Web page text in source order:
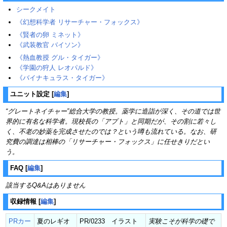
シークメイト
《幻想科学者 リサーチャー・フォックス》
《賢者の卵 ミネット》
《武装教官 バイソン》
《熱血教授 グル・タイガー》
《学園の狩人 レオパルド》
《バイナキュラス・タイガー》
ユニット設定 [編集]
“グレートネイチャー”総合大学の教授。薬学に造詣が深く、その道では世
界的に有名な科学者。現校長の「アプト」と同期だが、その割に若々し
く、不老の妙薬を完成させたのでは？という噂も流れている。なお、研
究費の調達は相棒の「リサーチャー・フォックス」に任せきりだとい
う。
FAQ [編集]
該当するQ&Aはありません
収録情報 [編集]
PRカー
夏のレギオ
PR/0233 イラスト
実験こそが科学の礎で